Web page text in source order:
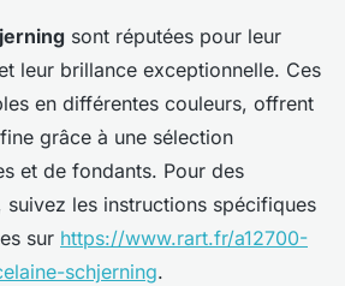
sont réputées pour leur
leur brillance exceptionnelle. Ces
en différentes couleurs, offrent
grâce à une sélection
et de fondants. Pour des
suivez les instructions spécifiques
sur https://www.rart.fr/a12700-
schjerning.